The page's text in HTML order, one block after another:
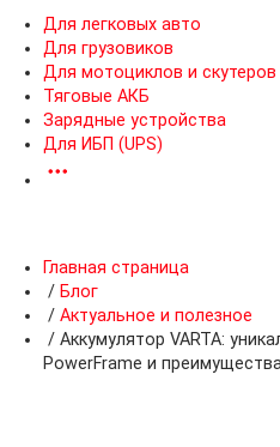
Для легковых авто
Для грузовиков
Для мотоциклов и скутеров
Тяговые АКБ
Зарядные устройства
Для ИБП (UPS)
Главная страница
/ Блог
/ Актуальное и полезное
/ Аккумулятор VARTA:
PowerFrame и